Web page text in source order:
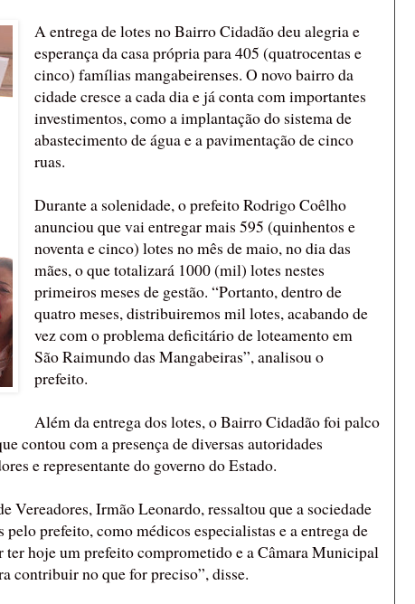
A entrega de lotes no Bairro Cidadão deu alegria e
esperança da casa própria para 405 (quatrocentas e
cinco) famílias mangabeirenses. O novo bairro da
cidade cresce a cada dia e já conta com importantes
investimentos, como a implantação do sistema de
abastecimento de água e a pavimentação de cinco
ruas.
Durante a solenidade, o prefeito Rodrigo Coêlho
anunciou que vai entregar mais 595 (quinhentos e
noventa e cinco) lotes no mês de maio, no dia das
mães, o que totalizará 1000 (mil) lotes nestes
primeiros meses de gestão. “Portanto, dentro de
quatro meses, distribuiremos mil lotes, acabando de
vez com o problema deficitário de loteamento em
São Raimundo das Mangabeiras”, analisou o
prefeito.
Além da entrega dos lotes, o Bairro Cidadão foi palco
contou com a presença de diversas autoridades
e representante do governo do Estado.
Vereadores, Irmão Leonardo, ressaltou que a sociedade
pelo prefeito, como médicos especialistas e a entrega de
ter hoje um prefeito comprometido e a Câmara Municipal
contribuir no que for preciso”, disse.